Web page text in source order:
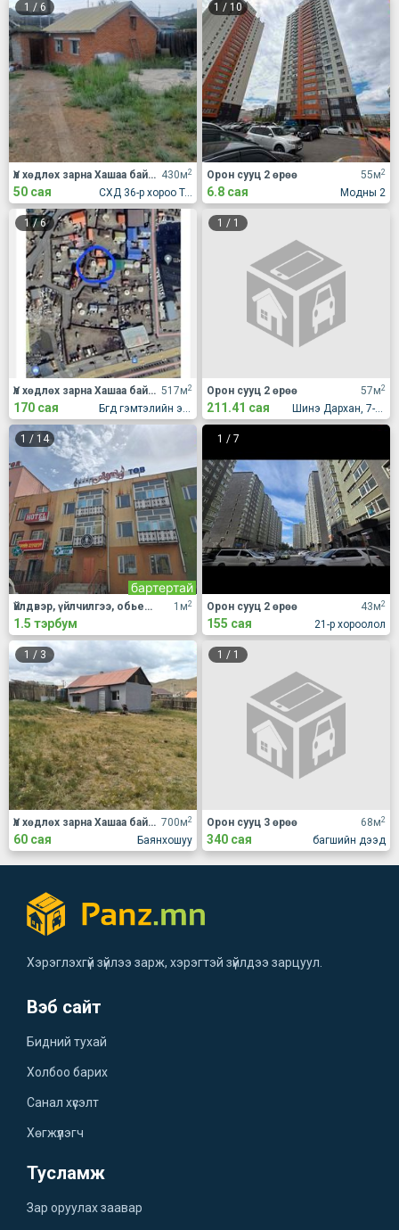
1 / 6
430м2
СХД 36-р хороо Толгойт алтан овоо
Үл хөдлөх зарна Хашаа байшин
50 сая
1 / 10
55м2
Модны 2
Орон сууц 2 өрөө
6.8 сая
1/6
517м2
Бгд гэмтэлийн эмнлэгийн ард
Үл хөдлөх зарна Хашаа байшин
170 сая
1 / 1
57м2
Шинэ Дархан, 7-р хороолол, Жүр Үр үйлдвэрийн хажууд
Орон сууц 2 өрөө
211.41 сая
1 / 14
бартертай
1м2
Үйлдвэр, үйлчилгээ, обьект Бие даасан объект
1.5 тэрбум
1 / 7
43м2
21-р хороолол
Орон сууц 2 өрөө
155 сая
1 / 3
700м2
Баянхошуу
Үл хөдлөх зарна Хашаа байшин
60 сая
1 / 1
68м2
багшийн дээд
Орон сууц 3 өрөө
340 сая
Хэрэглэхгүй зүйлээ зарж, хэрэгтэй зүйлдээ зарцуул.
Вэб сайт
Бидний тухай
Холбоо барих
Санал хүсэлт
Хөгжүүлэгч
Тусламж
Зар оруулах заавар